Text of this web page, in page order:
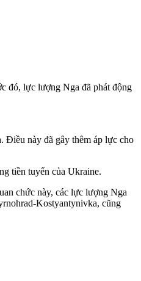
đó, lực lượng Nga đã phát động
Điều này đã gây thêm áp lực cho
tiền tuyến của Ukraine.
chức này, các lực lượng Nga
Kostyantynivka, cũng